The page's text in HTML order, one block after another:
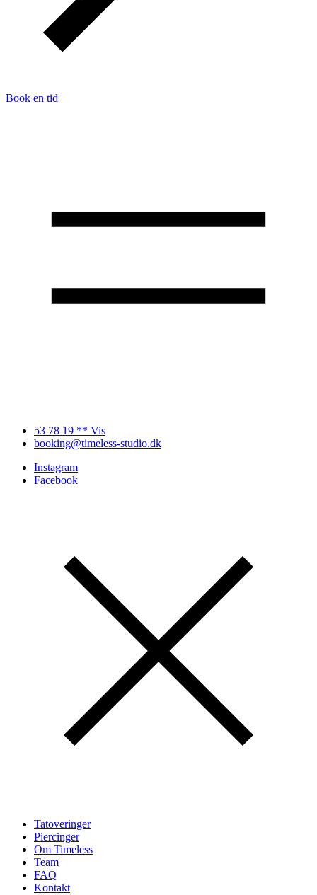
Book en tid
53 78 19 ** Vis
booking@timeless-studio.dk
Instagram
Facebook
Tatoveringer
Piercinger
Om Timeless
Team
FAQ
Kontakt